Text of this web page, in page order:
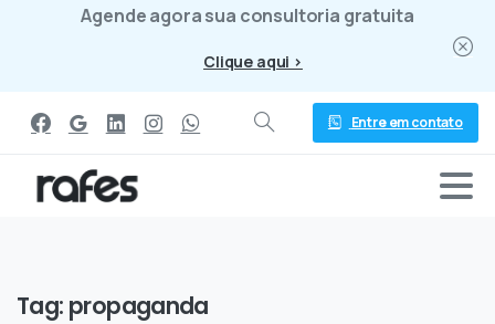
Agende agora sua consultoria gratuita
Clique aqui >
Entre em contato
Tag: propaganda